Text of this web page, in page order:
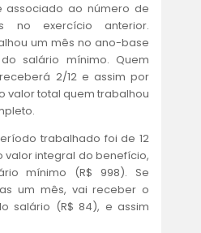
ao número de
no exercício anterior.
um mês no ano-base
salário mínimo. Quem
2/12 e assim por
valor total quem trabalhou
trabalhado foi de 12
valor integral do benefício,
mínimo (R$ 998). Se
um mês, vai receber o
salário (R$ 84), e assim